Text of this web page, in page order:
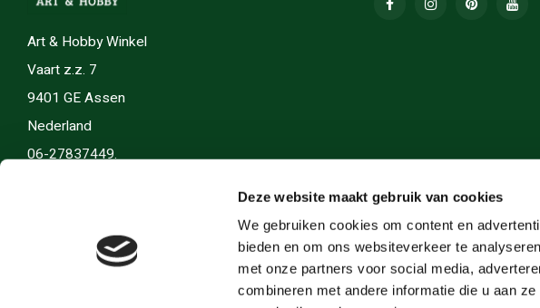
Deze website maakt gebruik van cookies
We gebruiken cookies om content en
bieden en om ons websiteverkeer te
met onze partners voor social media,
combineren met andere informatie die u aan
Art & Hobby Winkel
Vaart z.z. 7
9401 GE Assen
Nederland
06-27837449.